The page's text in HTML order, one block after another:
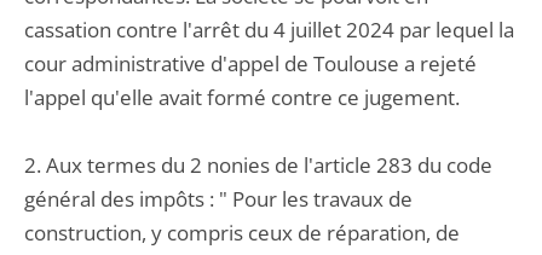
cassation contre l'arrêt du 4 juillet 2024 par lequel la
cour administrative d'appel de Toulouse a rejeté
l'appel qu'elle avait formé contre ce jugement.
2. Aux termes du 2 nonies de l'article 283 du code
général des impôts : " Pour les travaux de
construction, y compris ceux de réparation, de